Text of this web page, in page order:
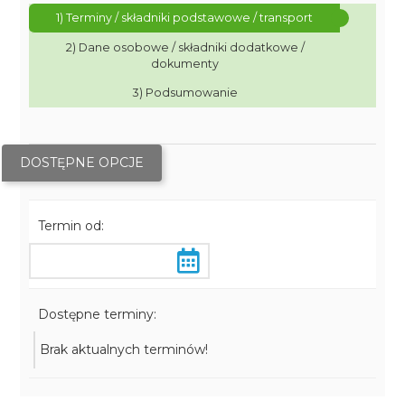
1) Terminy / składniki podstawowe / transport
2) Dane osobowe / składniki dodatkowe /
dokumenty
3) Podsumowanie
DOSTĘPNE OPCJE
Termin od:
Dostępne terminy:
Brak aktualnych terminów!